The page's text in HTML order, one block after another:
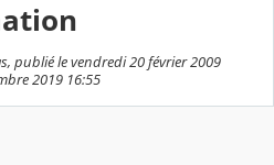
publié le vendredi 20 février 2009
2019 16:55